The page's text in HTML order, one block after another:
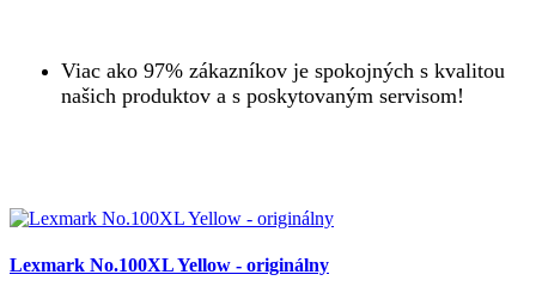
Viac ako 97% zákazníkov je spokojných s kvalitou
našich produktov a s poskytovaným servisom!
Lexmark No.100XL Yellow - originálny